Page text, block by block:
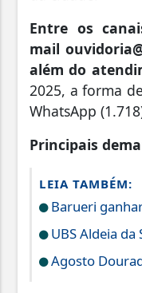
Entre os
mail
além do
2025, a forma
WhatsApp
Principais
LEIA TAMBÉM:
Barueri
UBS Aldeia da
Agosto